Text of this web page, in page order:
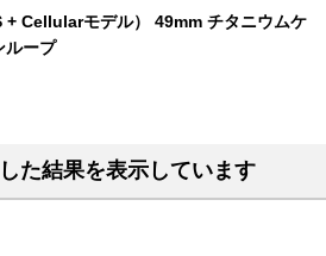
Cellularモデル） 49mm チタニウムケ
ループ
た結果を表示しています